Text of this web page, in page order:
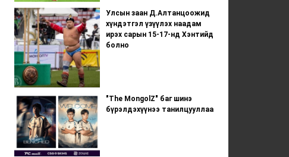
Улсын заан Д.Алтанцоожид
хүндэтгэл үзүүлэх наадам
ирэх сарын 15-17-нд Хэнтийд
болно
"The MongolZ" баг шинэ
бүрэлдэхүүнээ танилцууллаа